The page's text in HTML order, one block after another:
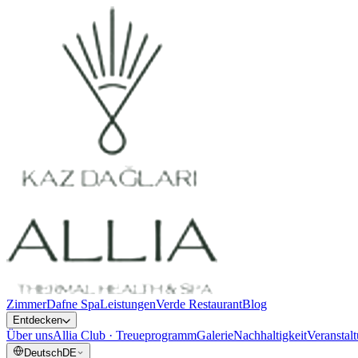
ZimmerDafne SpaLeistungenVerde RestaurantBlog
Entdecken
Über unsAllia Club · TreueprogrammGalerieNachhaltigkeit
DeutschDE